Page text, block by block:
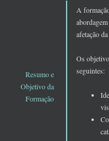
Resumo e
Objetivo da
Formação
A
afetação
Os
seguintes: